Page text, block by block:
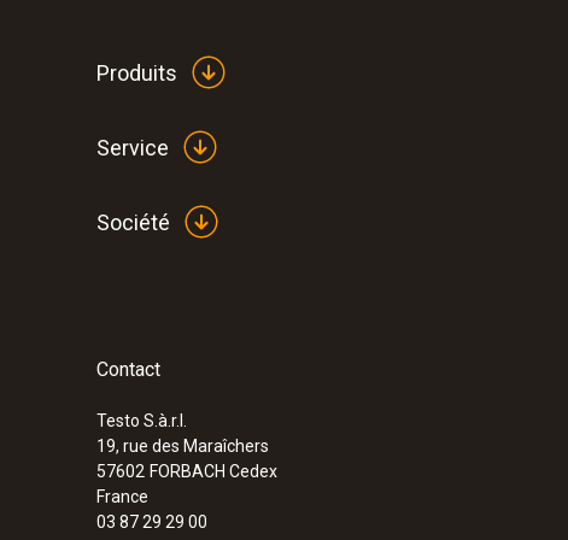
:0560 4053
149,00 €
178,80 €
Produits
Service
Société
Contact
Testo S.à.r.l.
19, rue des Maraîchers
57602 FORBACH Cedex
France
03 87 29 29 00